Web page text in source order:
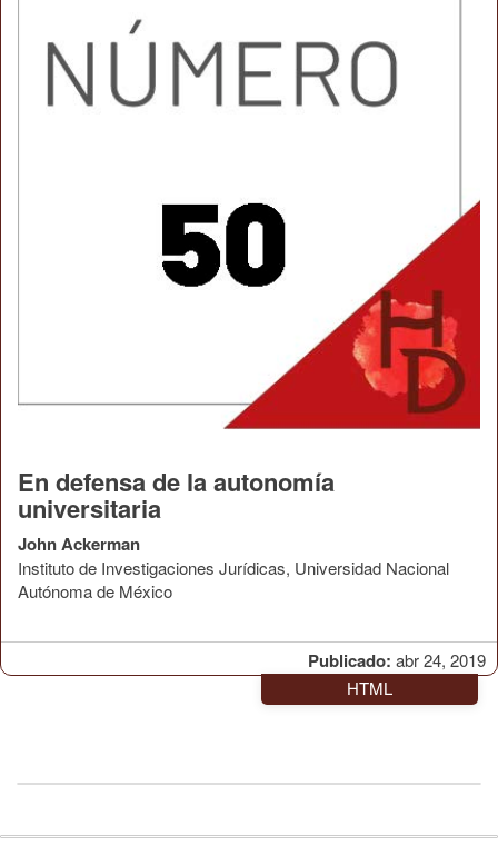
Publicado: abr 24, 2019
En defensa de la autonomía
universitaria
John Ackerman
Instituto de Investigaciones Jurídicas, Universidad Nacional
Autónoma de México
HTML